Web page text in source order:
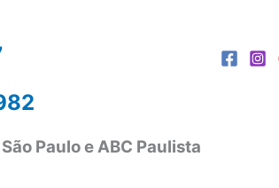
Paulo e ABC Paulista